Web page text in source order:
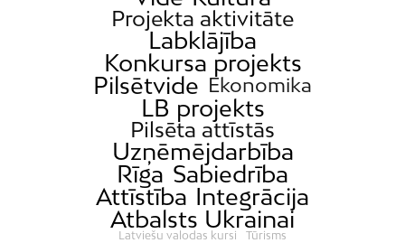
Projekta aktivitāte
Labklājība
Konkursa projekts
Pilsētvide Ekonomika
LB projekts
Pilsēta attīstās
Uzņēmējdarbība
Rīga Sabiedrība
Attīstība Integrācija
Atbalsts Ukrainai
Latviešu valodas kursi Tūrisms